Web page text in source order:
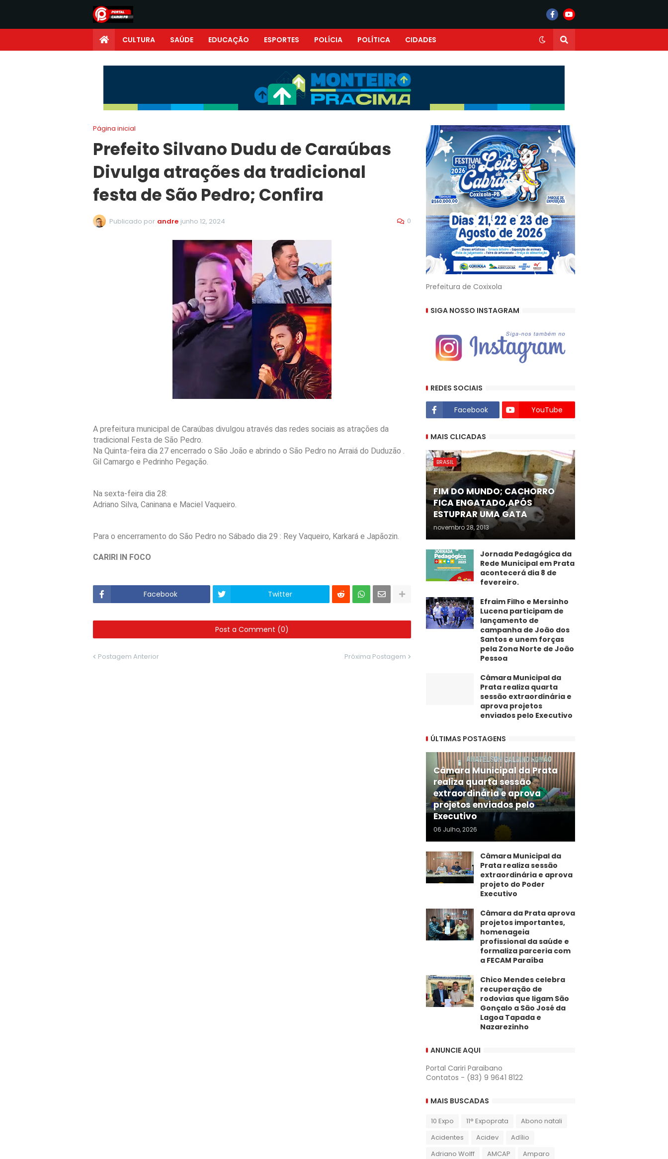
CULTURA SAÚDE EDUCAÇÃO ESPORTES POLÍCIA POLÍTICA CIDADES
Página inicial
Prefeito Silvano Dudu de Caraúbas
Divulga atrações da tradicional
festa de São Pedro; Confira
Publicado por andre junho 12, 2024 0
A prefeitura municipal de Caraúbas divulgou através das redes sociais as atrações da
tradicional Festa de São Pedro.
Na Quinta-feira dia 27 encerrado o São João e abrindo o São Pedro no Arraiá do Duduzão .
Gil Camargo e Pedrinho Pegação.
Na sexta-feira dia 28:
Adriano Silva, Caninana e Maciel Vaqueiro.
Para o encerramento do São Pedro no Sábado dia 29 : Rey Vaqueiro, Karkará e Japãozin.
CARIRI IN FOCO
Facebook Twitter
Post a Comment (0)
Postagem Anterior Próxima Postagem
Prefeitura de Coxixola
SIGA NOSSO INSTAGRAM
REDES SOCIAIS
Facebook YouTube
MAIS CLICADAS
BRASIL
FIM DO MUNDO; CACHORRO
FICA ENGATADO,APÓS
ESTUPRAR UMA GATA
novembro 28, 2013
Jornada Pedagógica da
Rede Municipal em Prata
acontecerá dia 8 de
fevereiro.
Efraim Filho e Mersinho
Lucena participam de
lançamento de
campanha de João dos
Santos e unem forças
pela Zona Norte de João
Pessoa
Câmara Municipal da
Prata realiza quarta
sessão extraordinária e
aprova projetos
enviados pelo Executivo
ÚLTIMAS POSTAGENS
Câmara Municipal da Prata
realiza quarta sessão
extraordinária e aprova
projetos enviados pelo
Executivo
06 Julho, 2026
Câmara Municipal da
Prata realiza sessão
extraordinária e aprova
projeto do Poder
Executivo
​Câmara da Prata aprova
projetos importantes,
homenageia
profissional da saúde e
formaliza parceria com
a FECAM Paraíba
Chico Mendes celebra
recuperação de
rodovias que ligam São
Gonçalo a São José da
Lagoa Tapada e
Nazarezinho
ANUNCIE AQUI
Portal Cariri Paraibano
Contatos - (83) 9 9641 8122
MAIS BUSCADAS
10 Expo 11° Expoprata
Abono natali
Acidentes
Acidev
Adílio
Adriano Wolff
AMCAP
Amparo